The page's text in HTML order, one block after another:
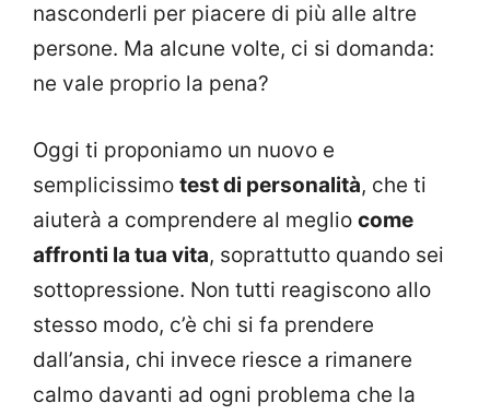
nasconderli per piacere di più alle altre
persone. Ma alcune volte, ci si domanda:
ne vale proprio la pena?
Oggi ti proponiamo un nuovo e
semplicissimo test di personalità, che ti
aiuterà a comprendere al meglio come
affronti la tua vita, soprattutto quando sei
sottopressione. Non tutti reagiscono allo
stesso modo, c’è chi si fa prendere
dall’ansia, chi invece riesce a rimanere
calmo davanti ad ogni problema che la